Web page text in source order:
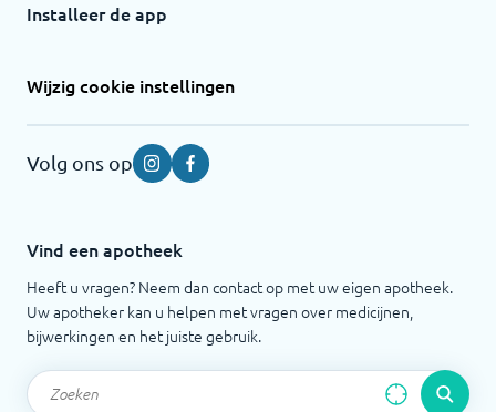
Installeer de app
Wijzig cookie instellingen
Volg ons op InstagramFacebook
Vind een apotheek
Heeft u vragen? Neem dan contact op met uw eigen apotheek.
Uw apotheker kan u helpen met vragen over medicijnen,
bijwerkingen en het juiste gebruik.